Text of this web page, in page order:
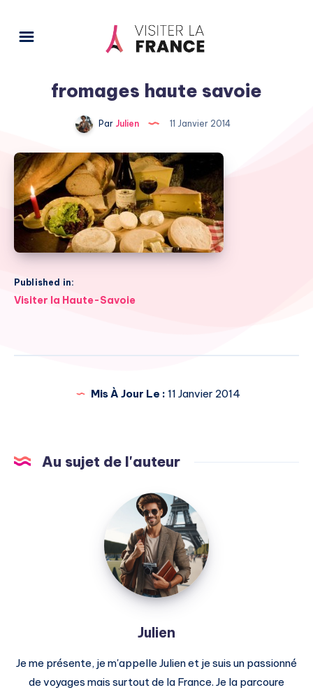
fromages haute savoie
Par Julien 11 Janvier 2014
Published in:
Navigation
Visiter la Haute-Savoie
Mis À Jour Le : 11 Janvier 2014
Au sujet de l'auteur
Julien
Julien
Je me présente, je m'appelle Julien et je suis un passionné
de voyages mais surtout de la France. Je la parcoure